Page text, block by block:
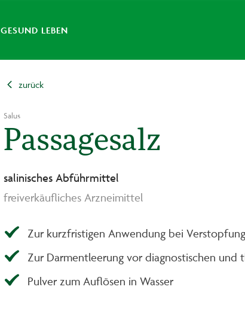
GESUND LEBEN
zurück
Salus
Passagesalz
salinisches Abführmittel
freiverkäufliches Arzneimittel
Zur kurzfristigen Anwendung bei
Zur Darmentleerung vor diagnostischen und
Pulver zum Auflösen in Wasser